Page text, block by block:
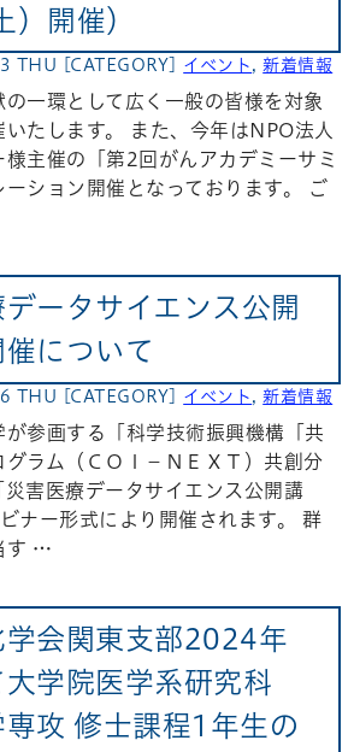
）開催）
THU [CATEGORY] イベント ,新着情報
一環として広く一般の皆様を対象
たします。 また、今年はNPO法人
主催の「第2回がんアカデミーサミ
ーション開催となっております。 ご
データサイエンス公開
について
THU [CATEGORY] イベント ,新着情報
が参画する「科学技術振興機構「共
ラム（ＣＯＩ－ＮＥＸＴ）共創分
害医療データサイエンス公開講
ナー形式により開催されます。 群
す …
学会関東支部2024年
学院医学系研究科
攻 修士課程1年生の